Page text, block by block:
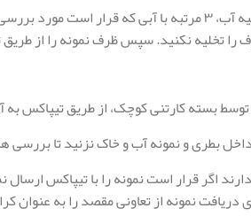
تخلیه آب،‌ ۳ مرتبه با آبی که قرار است
تخلیه نکنید. سپس ظرف نمونه را از
بطری و نمونه آب و خاک نزنید تا بررسی
اگر قرار است نمونه را با تیپاکس
دریافت نمونه از تعاونی مقصد را به